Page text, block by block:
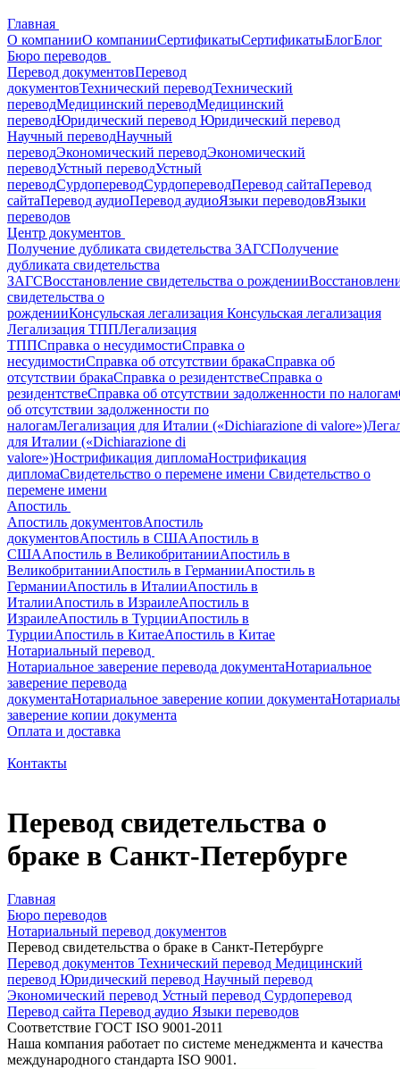
Главная
О компанииО компанииСертификатыСертификатыБлогБлог
Бюро переводов
Перевод документовПеревод
документовТехнический переводТехнический
переводМедицинский переводМедицинский
переводЮридический перевод Юридический перевод
Научный переводНаучный
переводЭкономический переводЭкономический
переводУстный переводУстный
переводСурдопереводСурдопереводПеревод сайтаПеревод
сайтаПеревод аудиоПеревод аудиоЯзыки переводовЯзыки
переводов
Центр документов
Получение дубликата свидетельства ЗАГСПолучение
дубликата свидетельства
ЗАГСВосстановление свидетельства о рождении
свидетельства о
рожденииКонсульская легализация Консульская легализация
Легализация ТППЛегализация
ТППСправка о несудимостиСправка о
несудимостиСправка об отсутствии бракаСправка об
отсутствии бракаСправка о резидентствеСправка о
резидентствеСправка об отсутствии задолженности по налогам
об отсутствии задолженности по
налогамЛегализация для Италии («Dichiarazione di valore»)
для Италии («Dichiarazione di
valore»)Нострификация дипломаНострификация
дипломаСвидетельство о перемене имени Свидетельство о
перемене имени
Апостиль
Апостиль документовАпостиль
документовАпостиль в СШААпостиль в
СШААпостиль в ВеликобританииАпостиль в
ВеликобританииАпостиль в ГерманииАпостиль в
ГерманииАпостиль в ИталииАпостиль в
ИталииАпостиль в ИзраилеАпостиль в
ИзраилеАпостиль в ТурцииАпостиль в
ТурцииАпостиль в КитаеАпостиль в Китае
Нотариальный перевод
Нотариальное заверение перевода документаНотариальное
заверение перевода
документаНотариальное заверение копии документа
заверение копии документа
Оплата и доставка
Контакты
Перевод свидетельства о
браке в Санкт-Петербурге
Главная
Бюро переводов
Нотариальный перевод документов
Перевод свидетельства о браке в Санкт-Петербурге
Перевод документов Технический перевод Медицинский
перевод Юридический перевод Научный перевод
Экономический перевод Устный перевод Сурдоперевод
Перевод сайта Перевод аудио Языки переводов
Соответствие ГОСТ ISO 9001-2011
Наша компания работает по системе менеджмента и качества
международного стандарта ISO 9001.